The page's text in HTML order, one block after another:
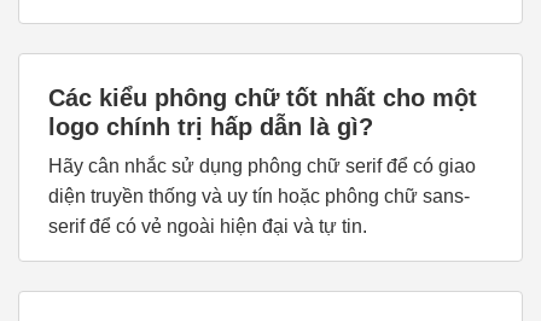
Các kiểu phông chữ tốt nhất cho một
logo chính trị hấp dẫn là gì?
Hãy cân nhắc sử dụng phông chữ serif để có giao
diện truyền thống và uy tín hoặc phông chữ sans-
serif để có vẻ ngoài hiện đại và tự tin.